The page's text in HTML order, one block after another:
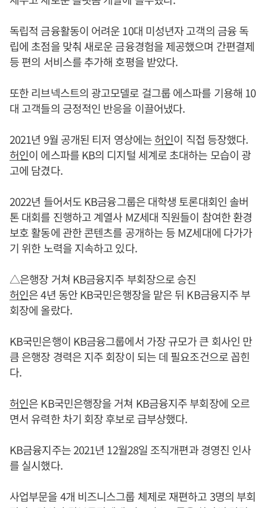
독립적 금융활동이 어려운 10대 미성년자 고객의 금융 독
립에 초점을 맞춰 새로운 금융경험을 제공했으며 간편결제
등 편의 서비스를 추가해 호평을 받았다.
또한 리브넥스트의 광고모델로 걸그룹 에스파를 기용해 10
대 고객들의 긍정적인 반응을 이끌어냈다.
2021년 9월 공개된 티저 영상에는허인이 직접 등장했다.
허인이 에스파를 KB의 디지털 세계로 초대하는 모습이 광
고에 담겼다.
2022년 들어서도 KB금융그룹은 대학생 토론대회인 솔버
톤 대회를 진행하고 계열사 MZ세대 직원들이 참여한 환경
보호 활동에 관한 콘텐츠를 공개하는 등 MZ세대에 다가가
기 위한 노력을 지속하고 있다.
△은행장 거쳐 KB금융지주 부회장으로 승진
허인은 4년 동안 KB국민은행장을 맡은 뒤 KB금융지주 부
회장에 올랐다.
KB국민은행이 KB금융그룹에서 가장 규모가 큰 회사인 만
큼 은행장 경력은 지주 회장이 되는 데 필요조건으로 꼽힌
다.
허인은 KB국민은행장을 거쳐 KB금융지주 부회장에 오르
면서 유력한 차기 회장 후보로 급부상했다.
KB금융지주는 2021년 12월28일 조직개편과 경영진 인사
를 실시했다.
사업부문을 4개 비즈니스그룹 체제로 재편하고 3명의 부회